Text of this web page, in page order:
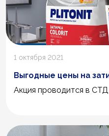
1 октября 2021
Выгодные цены на
Акция проводится в